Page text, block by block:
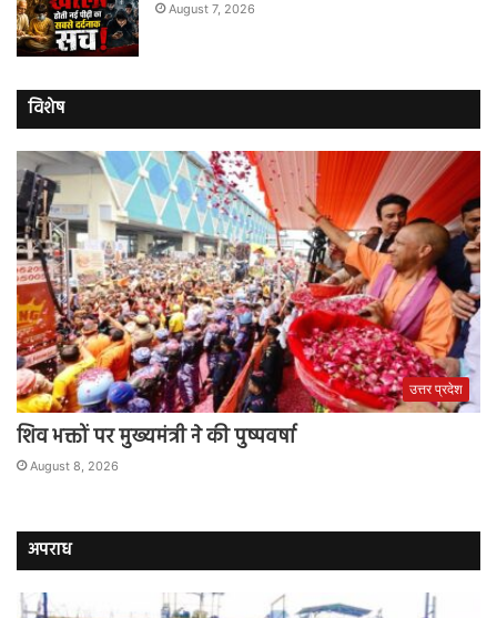
August 7, 2026
विशेष
उत्तर प्रदेश
शिव भक्तों पर मुख्यमंत्री ने की पुष्पवर्षा
August 8, 2026
अपराध